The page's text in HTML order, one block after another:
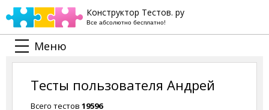
Конструктор Тестов. ру
Все абсолютно бесплатно!
Меню
Тесты пользователя Андрей
Всего тестов 19596